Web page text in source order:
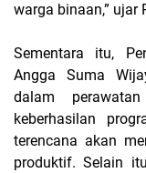
warga binaan,” ujar
Sementara itu,
Angga Suma
dalam
keberhasilan
terencana akan
produktif. Selain